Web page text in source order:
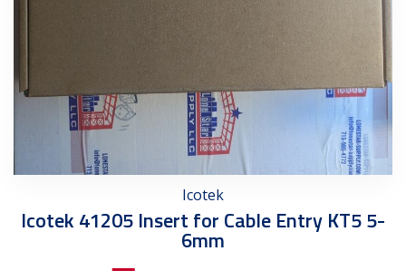
Icotek
Icotek 41205 Insert for Cable Entry KT5 5-
6mm